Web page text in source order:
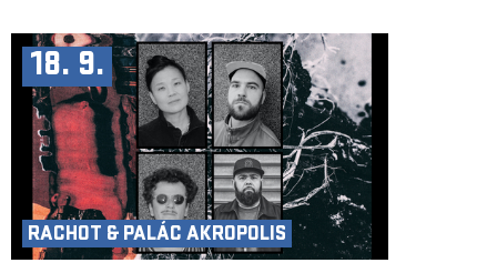
18. 9.
RACHOT & PALÁC AKROPOLIS